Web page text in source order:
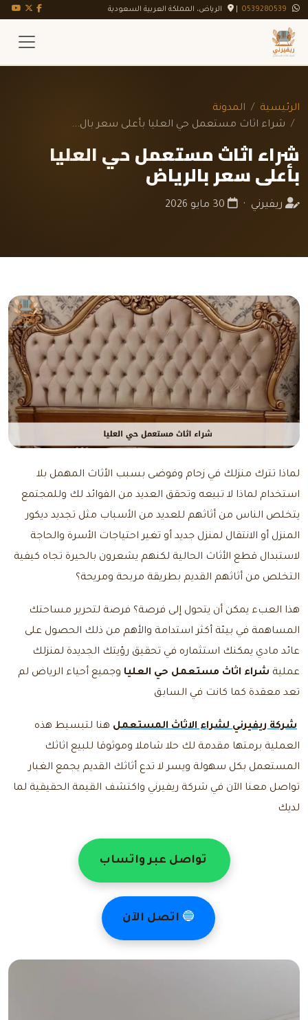
0539280539 الرياض، المملكة العربية السعودية فيسبوك
تويتر X
الرئيسية
المدونة
شراء اثاث مستعمل حي العليا بأعلى سعر بال...
شراء اثاث مستعمل حي العليا
بأعلى سعر بالرياض
ريفيرني ·
لماذا تترك منزلك في زحام وفوضى بسبب الأثاث المهمل بلا
استخدام لماذا لا تبيعه وتحقق العديد من الفوائد لك وللمجتمع
يتخلص الناس من أثاثهم للعديد من الأسباب مثل تجديد ديكور
المنزل أو الانتقال لمنزل جديد أو تغير احتياجات الأسرة والحاجة
لاستبدال قطع الأثاث الحالية لكنهم يشعرون بالحيرة تجاه كيفية
التخلص من أثاثهم القديم بطريقة مربحة ومريحة؟
هذا العبء يمكن أن يتحول إلى فرصة؟ فرصة لتحرير مساحتك
المساهمة في بيئة أكثر استدامة والأهم من ذلك الحصول على
عائد مادي يمكنك استثماره في تحقيق رؤيتك الجديدة لمنزلك
عملية شراء اثاث مستعمل حي العليا وجميع أحياء الرياض لم
تعد معقدة كما كانت في السابق
شركة ريفيرني لشراء الاثاث المستعمل هنا لتبسيط هذه
العملية برمتها مقدمة لك حلا شاملا وموثوقا للبيع اثاثك
المستعمل بكل سهولة ويسر لا تدع أثاثك القديم يجمع الغبار
تواصل معنا الآن في شركة ريفيرني واكتشف القيمة الحقيقية لما
لديك
تواصل عبر واتساب
🔵 اتصل الآن